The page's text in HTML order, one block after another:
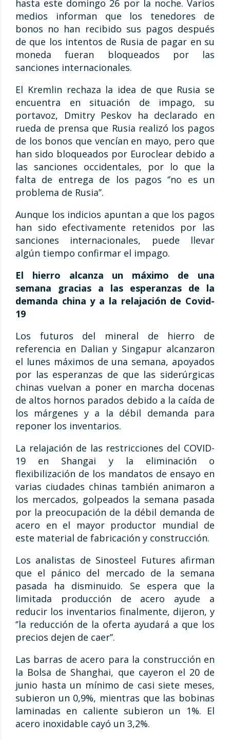
hasta este domingo 26 por la noche. Varios
medios informan que los tenedores de
bonos no han recibido sus pagos después
de que los intentos de Rusia de pagar en su
moneda fueran bloqueados por las
sanciones internacionales.
El Kremlin rechaza la idea de que Rusia se
encuentra en situación de impago, su
portavoz, Dmitry Peskov ha declarado en
rueda de prensa que Rusia realizó los pagos
de los bonos que vencían en mayo, pero que
han sido bloqueados por Euroclear debido a
las sanciones occidentales, por lo que la
falta de entrega de los pagos ‘’no es un
problema de Rusia’’.
Aunque los indicios apuntan a que los pagos
han sido efectivamente retenidos por las
sanciones internacionales, puede llevar
algún tiempo confirmar el impago.
El hierro alcanza un máximo de una
semana gracias a las esperanzas de la
demanda china y a la relajación de Covid-
19
Los futuros del mineral de hierro de
referencia en Dalian y Singapur alcanzaron
el lunes máximos de una semana, apoyados
por las esperanzas de que las siderúrgicas
chinas vuelvan a poner en marcha docenas
de altos hornos parados debido a la caída de
los márgenes y a la débil demanda para
reponer los inventarios.
La relajación de las restricciones del COVID-
19 en Shangai y la eliminación o
flexibilización de los mandatos de ensayo en
varias ciudades chinas también animaron a
los mercados, golpeados la semana pasada
por la preocupación de la débil demanda de
acero en el mayor productor mundial de
este material de fabricación y construcción.
Los analistas de Sinosteel Futures afirman
que el pánico del mercado de la semana
pasada ha disminuido. Se espera que la
limitada producción de acero ayude a
reducir los inventarios finalmente, dijeron, y
‘’la reducción de la oferta ayudará a que los
precios dejen de caer’’.
Las barras de acero para la construcción en
la Bolsa de Shanghai, que cayeron el 20 de
junio hasta un mínimo de casi siete meses,
subieron un 0,9%, mientras que las bobinas
laminadas en caliente subieron un 1%. El
acero inoxidable cayó un 3,2%.